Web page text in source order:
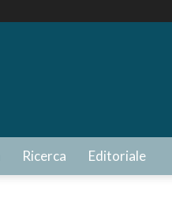
Ricerca Editoriale